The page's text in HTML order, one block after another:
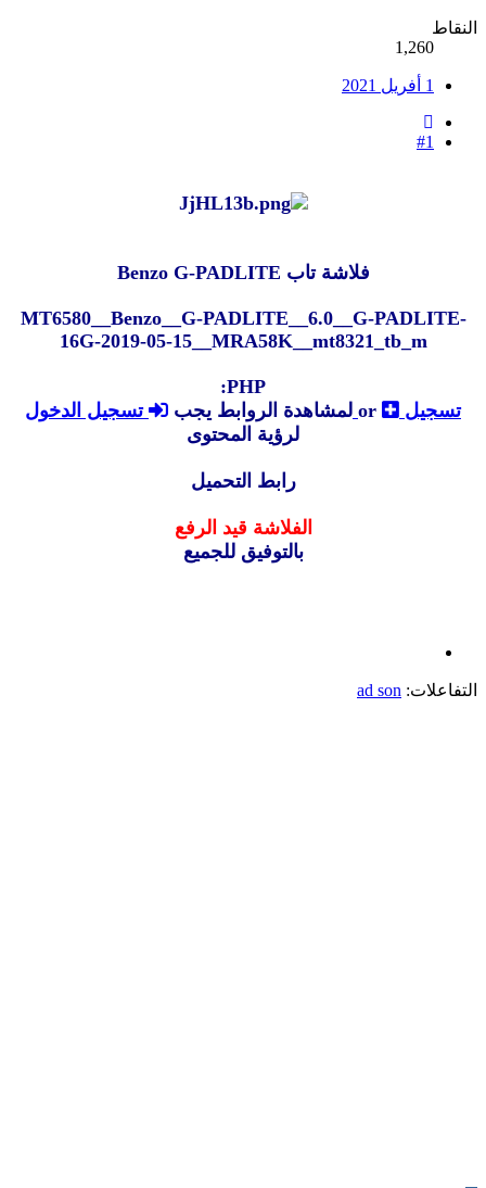
النقاط
1,260
1 أفريل 2021
#1
فلاشة تاب Benzo G-PADLITE
MT6580__Benzo__G-PADLITE__6.0__G-PADLITE-
16G-2019-05-15__MRA58K__mt8321_tb_m
PHP:
لمشاهدة الروابط يجب or
تسجيل
لرؤية المحتوى
رابط التحميل
الفلاشة قيد الرفع
بالتوفيق للجميع
التفاعلات: ad son